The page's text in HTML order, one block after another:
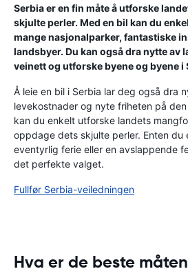
Serbia er en fin måte å utforske
skjulte perler. Med en bil kan du
mange nasjonalparker, fantastiske
landsbyer. Du kan også dra nytte av
veinett og utforske byene og byene i
Å leie en bil i Serbia lar deg også dra
levekostnader og nyte friheten på
kan du enkelt utforske landets
oppdage dets skjulte perler. Enten du
eventyrlig ferie eller en avslappende
det perfekte valget.
Fullfør Serbia-veiledningen
Hva er de beste